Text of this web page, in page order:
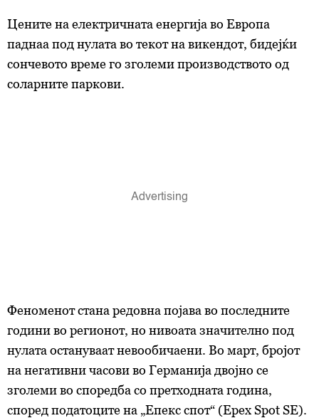
Цените на електричната енергија во Европа
паднаа под нулата во текот на викендот, бидејќи
сончевото време го зголеми производството од
соларните паркови.
Феноменот стана редовна појава во последните
години во регионот, но нивоата значително под
нулата остануваат невообичаени. Во март, бројот
на негативни часови во Германија двојно се
зголеми во споредба со претходната година,
според податоците на „Епекс спот“ (Epex Spot SE).